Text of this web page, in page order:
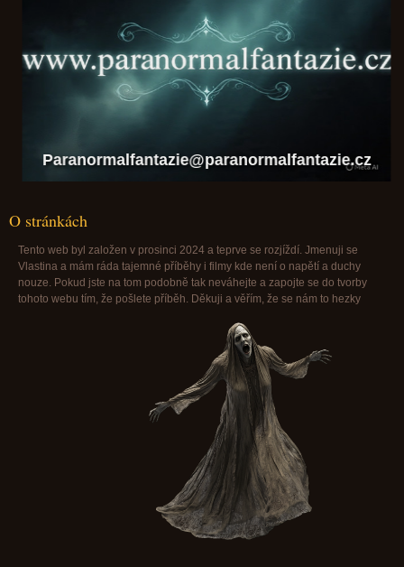
Paranormalfantazie@paranormalfantazie.cz
O stránkách
Tento web byl založen v prosinci 2024 a teprve se rozjíždí. Jmenuji se
Vlastina a mám ráda tajemné příběhy i filmy kde není o napětí a duchy
nouze. Pokud jste na tom podobně tak neváhejte a zapojte se do tvorby
tohoto webu tím, že pošlete příběh. Děkuji a věřím, že se nám to hezky